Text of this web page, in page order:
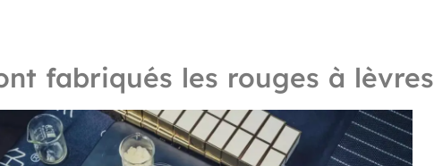
fabriqués les rouges à lèvres